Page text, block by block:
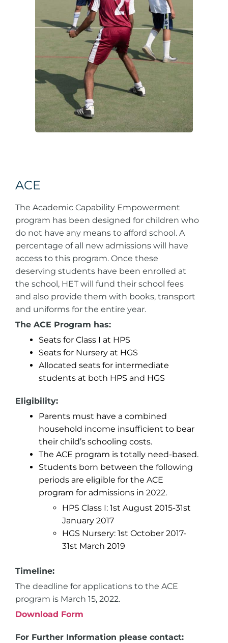
ACE
The Academic Capability Empowerment
program has been designed for children who
do not have any means to afford school. A
percentage of all new admissions will have
access to this program. Once these
deserving students have been enrolled at
the school, HET will fund their school fees
and also provide them with books, transport
and uniforms for the entire year.
The ACE Program has:
Seats for Class I at HPS
Seats for Nursery at HGS
Allocated seats for intermediate
students at both HPS and HGS
Eligibility:
Parents must have a combined
household income insufficient to bear
their child’s schooling costs.
The ACE program is totally need-based.
Students born between the following
periods are eligible for the ACE
program for admissions in 2022.
HPS Class I: 1st August 2015-31st
January 2017
HGS Nursery: 1st October 2017-
31st March 2019
Timeline:
The deadline for applications to the ACE
program is March 15, 2022.
Download Form
For Further Information please contact: